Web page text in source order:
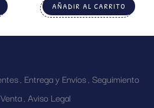
AÑADIR AL CARRITO
Entrega y Envíos Seguimiento
Aviso Legal